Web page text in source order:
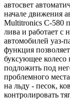
автосвет
начале движения
Multitronics C-580
лива и работает с
автомобилей уаз-
функция
буксующее
подложить под
проблемного
на льду - песок,
контролировать